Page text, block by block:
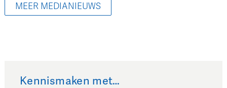
MEER MEDIANIEUWS
Kennismaken met…